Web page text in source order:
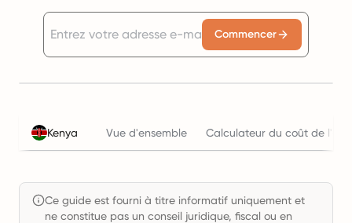
Commencer
Kenya Vue d'ensemble Calculateur du coût de
Ce guide est fourni à titre informatif uniquement et
ne constitue pas un conseil juridique, fiscal ou en